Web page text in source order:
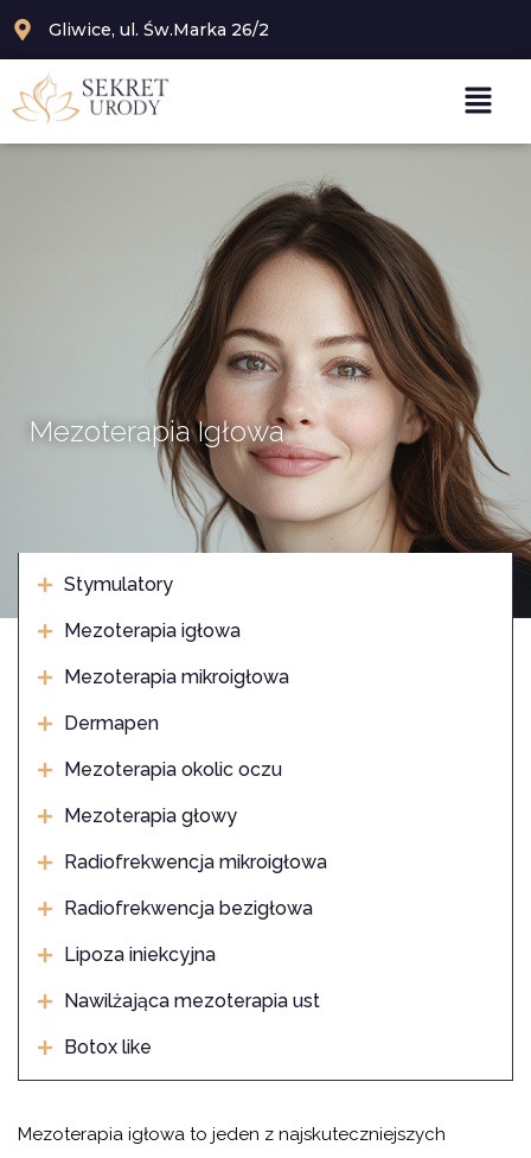
Gliwice, ul. Św.Marka 26/2
Mezoterapia Igłowa
Stymulatory
Mezoterapia igłowa
Mezoterapia mikroigłowa
Dermapen
Mezoterapia okolic oczu
Mezoterapia głowy
Radiofrekwencja mikroigłowa
Radiofrekwencja bezigłowa
Lipoza iniekcyjna
Nawilżająca mezoterapia ust
Botox like
Mezoterapia igłowa to jeden z najskuteczniejszych